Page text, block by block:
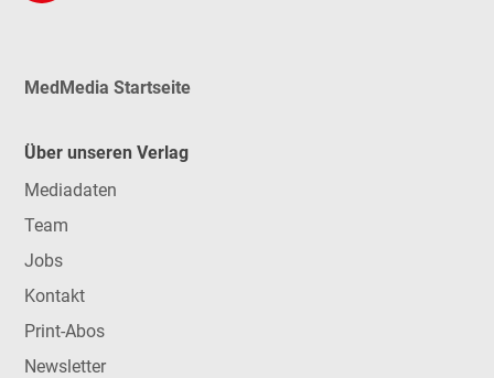
MedMedia Startseite
Über unseren Verlag
Mediadaten
Team
Jobs
Kontakt
Print-Abos
Newsletter